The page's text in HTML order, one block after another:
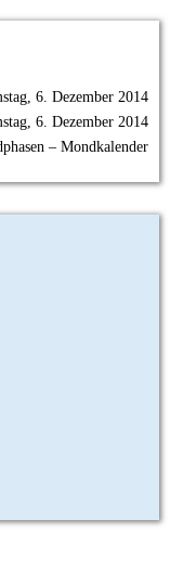
6. Dezember 2014
6. Dezember 2014
– Mondkalender